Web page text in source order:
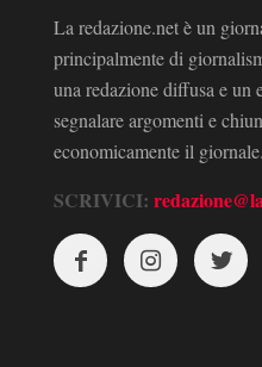
La redazione.net è un
principalmente di
una redazione diffusa e
segnalare argomenti e
economicamente il giornale.
SCRIVICI: